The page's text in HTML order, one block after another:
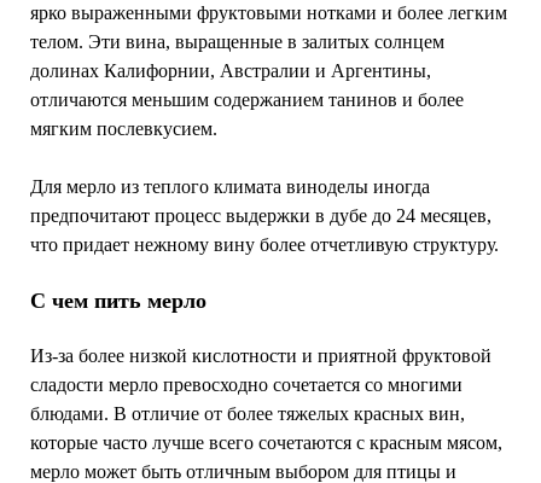
ярко выраженными фруктовыми нотками и более легким
телом. Эти вина, выращенные в залитых солнцем
долинах Калифорнии, Австралии и Аргентины,
отличаются меньшим содержанием танинов и более
мягким послевкусием.
Для мерло из теплого климата виноделы иногда
предпочитают процесс выдержки в дубе до 24 месяцев,
что придает нежному вину более отчетливую структуру.
С чем пить мерло
Из-за более низкой кислотности и приятной фруктовой
сладости мерло превосходно сочетается со многими
блюдами. В отличие от более тяжелых красных вин,
которые часто лучше всего сочетаются с красным мясом,
мерло может быть отличным выбором для птицы и